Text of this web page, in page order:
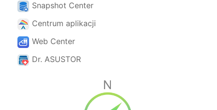
Snapshot Center
Centrum aplikacji
Web Center
Dr. ASUSTOR